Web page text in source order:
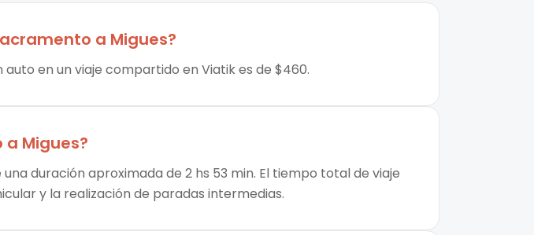
a Migues?
en un viaje compartido en Viatik es de $460.
a Migues?
duración aproximada de 2 hs 53 min. El tiempo total de viaje
y la realización de paradas intermedias.